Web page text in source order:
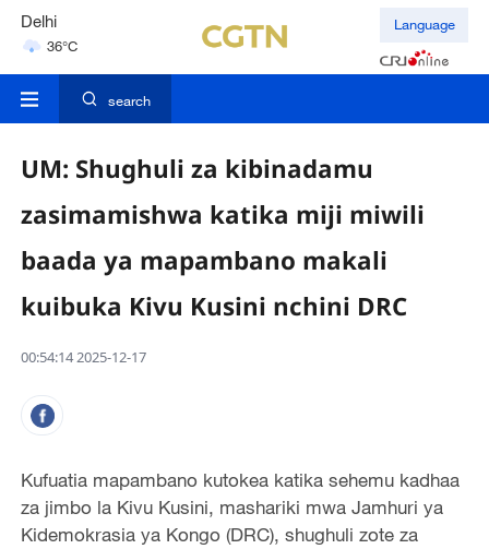
Delhi
36°C
Hyderabad
Language
search
UM: Shughuli za kibinadamu
zasimamishwa katika miji miwili
baada ya mapambano makali
kuibuka Kivu Kusini nchini DRC
00:54:14 2025-12-17
Kufuatia mapambano kutokea katika sehemu kadhaa
za jimbo la Kivu Kusini, mashariki mwa Jamhuri ya
Kidemokrasia ya Kongo (DRC), shughuli zote za